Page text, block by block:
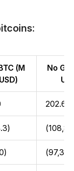
(M
USD)
No
202.6
(108,8)
(97,3)